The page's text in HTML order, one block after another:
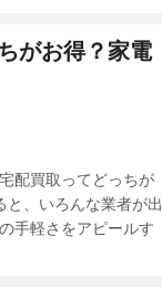
がお得？家電
配買取ってどっちが
と、いろんな業者が出
手軽さをアピールす